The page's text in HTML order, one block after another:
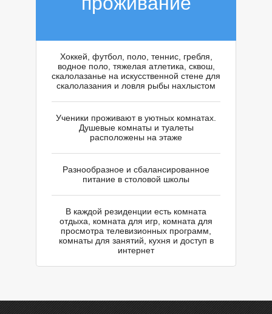
Е
Хоккей, футбол, поло, теннис, гребля,
водное поло, тяжелая атлетика, сквош,
скалолазанье на искусственной стене для
скалолазания и ловля рыбы нахлыстом
Ученики проживают в уютных комнатах.
Душевые комнаты и туалеты
расположены на этаже
Разнообразное и сбалансированное
питание в столовой школы
В каждой резиденции есть комната
отдыха, комната для игр, комната для
просмотра телевизионных программ,
комнаты для занятий, кухня и доступ в
интернет